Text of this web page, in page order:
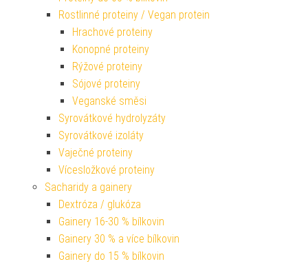
Rostlinné proteiny / Vegan protein
Hrachové proteiny
Konopné proteiny
Rýžové proteiny
Sójové proteiny
Veganské směsi
Syrovátkové hydrolyzáty
Syrovátkové izoláty
Vaječné proteiny
Vícesložkové proteiny
Sacharidy a gainery
Dextróza / glukóza
Gainery 16-30 % bílkovin
Gainery 30 % a více bílkovin
Gainery do 15 % bílkovin